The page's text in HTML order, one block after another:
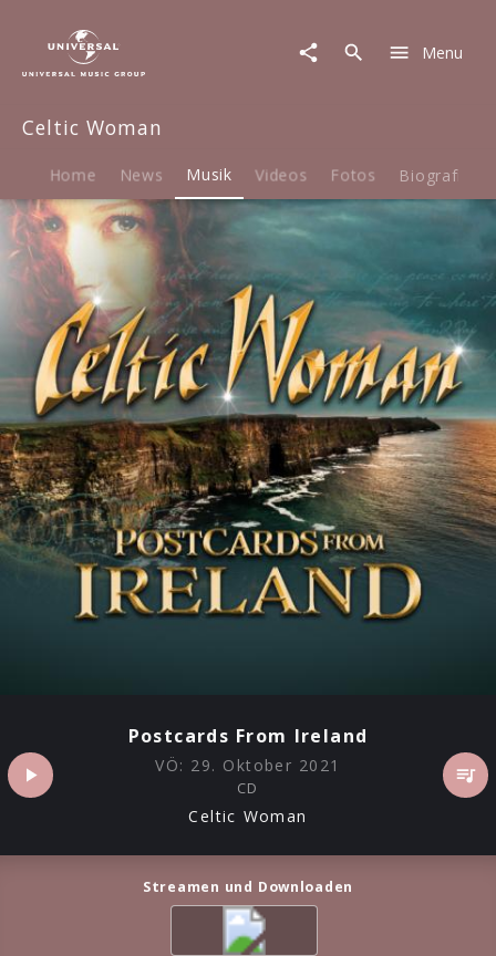
Musik
Postcards
Ireland
Menu
Celtic Woman
Home News Musik Videos Fotos Biografie
Postcards From Ireland
VÖ: 29. Oktober 2021
CD
Celtic Woman
Streamen und Downloaden